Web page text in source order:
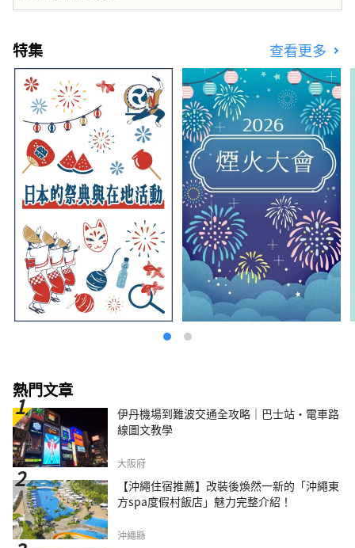
特集 查看更多
熱門文章
伊丹機場到難波交通全攻略｜巴士站・電車路
線圖文教學
大阪府
【沖繩住宿推薦】改裝後煥然一新的「沖繩東
方spa度假村飯店」魅力完整介紹！
沖繩縣